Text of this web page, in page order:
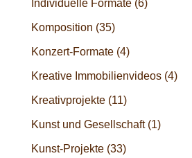
Individuelle Formate(6)
Komposition (35)
Konzert-Formate(4)
Kreative Immobilienvideos(4)
Kreativprojekte(11)
Kunst und Gesellschaft(1)
Kunst-Projekte(33)